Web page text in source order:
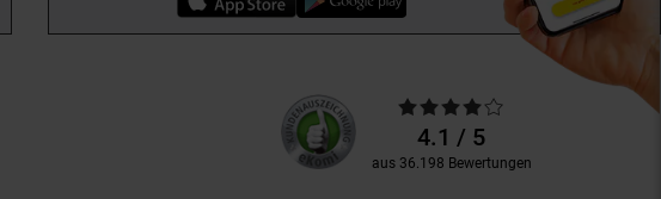
Unsere
Kundenbewertungen
Durchschnittliche
Bewertungen4.1 / 5
aus 36.198 Bewertungen